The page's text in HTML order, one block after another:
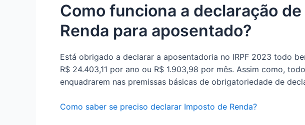
Como funciona a declaração
Renda para aposentado?
Está obrigado a declarar a aposentadoria no IRPF 2023 todo
R$ 24.403,11 por ano ou R$ 1.903,98 por mês. Assim como,
enquadrarem nas premissas básicas de obrigatoriedade de
Como saber se preciso declarar Imposto de Renda?